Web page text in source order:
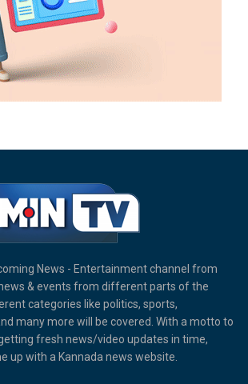
News - Entertainment channel from
& events from different parts of the
categories like politics, sports,
many more will be covered. With a motto to
fresh news/video updates in time,
up with a Kannada news website.